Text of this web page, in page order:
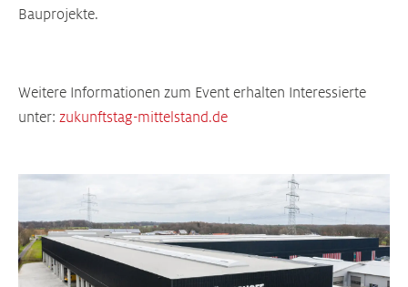
Bauprojekte.
Weitere Informationen zum Event erhalten Interessierte
unter: zukunftstag-mittelstand.de